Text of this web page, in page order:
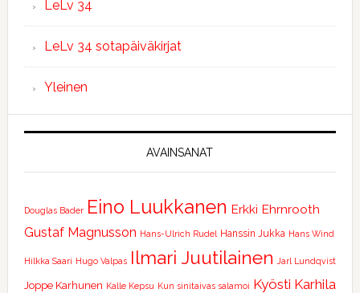
LeLv 34
LeLv 34 sotapäiväkirjat
Yleinen
AVAINSANAT
Douglas Bader Eino Luukkanen Erkki Ehrnrooth
Gustaf Magnusson Hans-Ulrich Rudel Hanssin Jukka Hans Wind
Hilkka Saari Hugo Valpas Ilmari Juutilainen Jarl Lundqvist
Joppe Karhunen Kalle Kepsu Kun sinitaivas salamoi Kyösti Karhila